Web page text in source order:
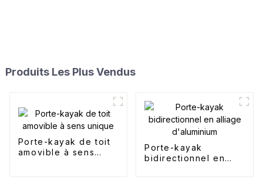
Produits Les Plus Vendus
Porte-kayak de toit
amovible à sens
Porte-kayak
bidirectionnel en